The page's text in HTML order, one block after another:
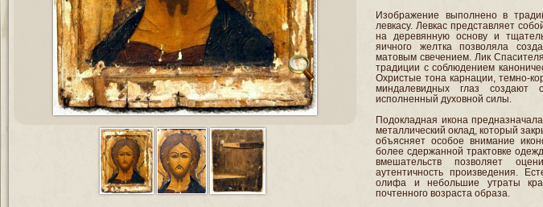
Изображение выполнено в
левкасу. Левкас представляет
на деревянную основу и
яичного желтка позволяла
матовым свечением. Лик
традиции с соблюдением
Охристые тона карнации, темно-
миндалевидных глаз создают
исполненный духовной силы.
Подокладная икона
металлический оклад, который
объясняет особое внимание
более сдержанной трактовке
вмешательств позволяет
аутентичность произведения.
олифа и небольшие утраты
почтенного возраста образа.